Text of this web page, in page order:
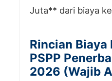
Juta** dari biaya
Rincian Biaya
PSPP
2026 (Wajib